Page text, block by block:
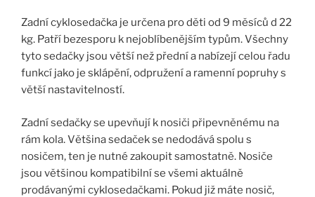
Zadní cyklosedačka je určena pro děti od 9 měsíců d 22
kg. Patří bezesporu k nejoblíbenějším typům. Všechny
tyto sedačky jsou větší než přední a nabízejí celou řadu
funkcí jako je sklápění, odpružení a ramenní popruhy s
větší nastavitelností.
Zadní sedačky se upevňují k nosiči připevněnému na
rám kola. Většina sedaček se nedodává spolu s
nosičem, ten je nutné zakoupit samostatně. Nosiče
jsou většinou kompatibilní se všemi aktuálně
prodávanými cyklosedačkami. Pokud již máte nosič,